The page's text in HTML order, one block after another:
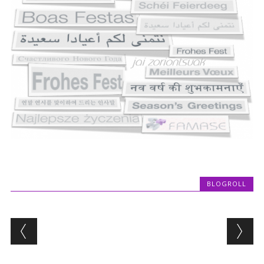
BLOGROLL
Post navigation